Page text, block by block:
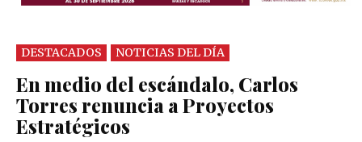
DESTACADOS NOTICIAS DEL DÍA
En medio del escándalo, Carlos
Torres renuncia a Proyectos
Estratégicos